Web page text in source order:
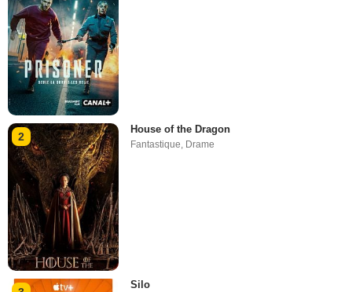
2
House of the Dragon
Fantastique Drame
Silo